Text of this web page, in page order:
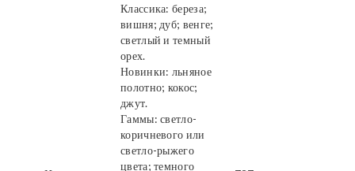
Классика: береза;
вишня; дуб; венге;
светлый и темный
орех.
Новинки: льняное
полотно; кокос;
джут.
Гаммы: светло-
коричневого или
светло-рыжего
цвета; темного